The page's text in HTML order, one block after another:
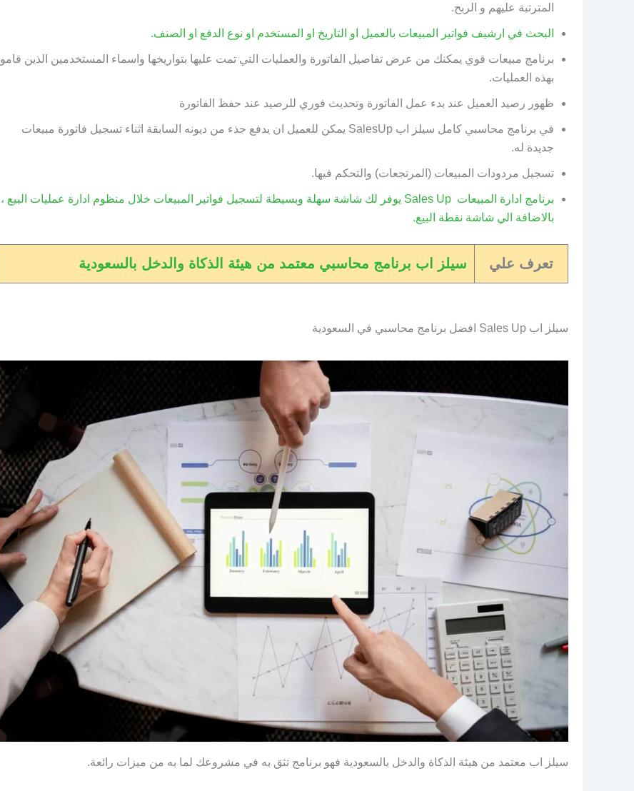
المترتبة عليهم و الربح.
البحث في ارشيف فواتير المبيعات بالعميل او التاريخ او المستخدم او نوع الدفع او الصنف.
برنامج مبيعات قوي يمكنك من عرض تفاصيل الفاتورة والعمليات التي تمت عليها بتواريخها واسماء المستخدمين الذين قاموا
بهذه العمليات.
ظهور رصيد العميل عند بدء عمل الفاتورة وتحديث فوري للرصيد عند حفظ الفاتورة
في برنامج محاسبي كامل سيلز اب SalesUp يمكن للعميل ان يدفع جذء من ديونه السابقة اثناء تسجيل فاتورة مبيعات
جديدة له.
تسجيل مردودات المبيعات (المرتجعات) والتحكم فيها.
برنامج ادارة المبيعات Sales Up يوفر لك شاشة سهلة وبسيطة لتسجيل فواتير المبيعات خلال منظوم ادارة عمليات البيع ،
بالاضافة الي شاشة نقطة البيع.
تعرف علي سيلز اب برنامج محاسبي معتمد من هيئة الذكاة والدخل بالسعودية
سيلز اب Sales Up افضل برنامج محاسبي في السعودية
سيلز اب معتمد من هيئة الذكاة والدخل بالسعودية فهو برنامج تثق به في مشروعك لما به من ميزات رائعة.